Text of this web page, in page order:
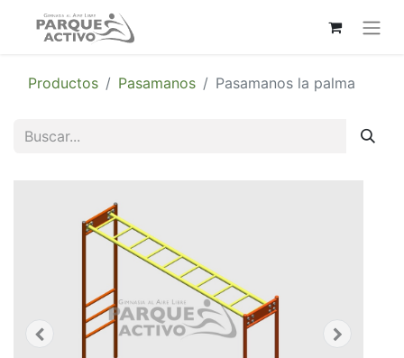
Productos Pasamanos Pasamanos la palma